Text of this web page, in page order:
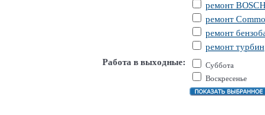
ремонт BOSCH
ремонт
ремонт
ремонт турбин
Работа в выходные:
Суббота
Воскресенье